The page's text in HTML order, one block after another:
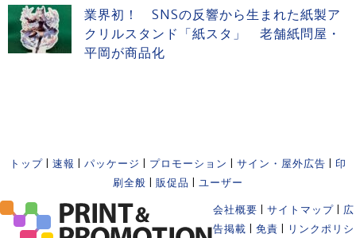
業界初！ SNSの反響から生まれた紙製ア
クリルスタンド「紙スタ」 老舗紙問屋・
平岡が商品化
トップ 速報 パッケージ プロモーション サイン・屋外広告
印
刷全般
販促品 ユーザー
会社概要 サイトマップ
広
告掲載
免責 リンクポリシ